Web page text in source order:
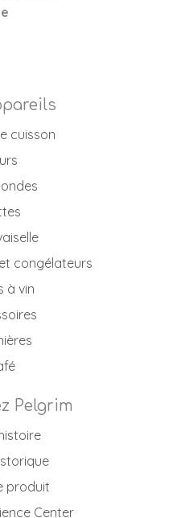
cuisson
congélateurs
à vin
Pelgrim
produit
Center